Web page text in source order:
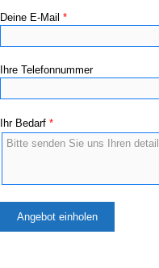
Deine E-Mail *
Ihre Telefonnummer
Ihr Bedarf *